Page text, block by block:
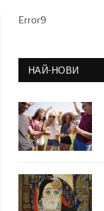
Error9
НАЙ-НОВИ